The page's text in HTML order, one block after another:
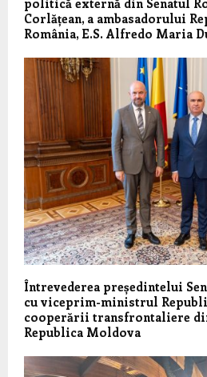
politică externă din Senatul
Corlățean, a ambasadorului
România, E.S. Alfredo Maria
Întrevederea președintelui
cu viceprim-ministrul
cooperării transfrontaliere
Republica Moldova